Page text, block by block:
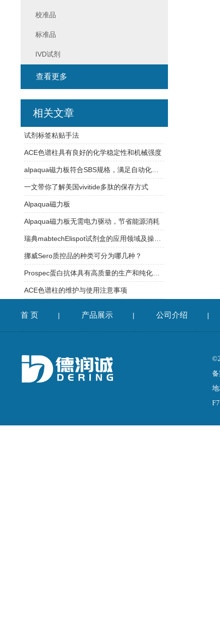
校准品
标准品
IVD试剂
查看更多
相关文章
试剂标签粘贴手法
ACE色谱柱具有良好的化学稳定性和机械强度
一文带你了解美国vivitide多肽的保存方式
Alpaqua磁力板
Alpaqua磁力板无需电力驱动，节省能源消耗
挪威Sero质控品的种类可分为哪几种？
ACE色谱柱的维护与使用注意事项
首 页 | 产品展示 | 公司介绍 |
备